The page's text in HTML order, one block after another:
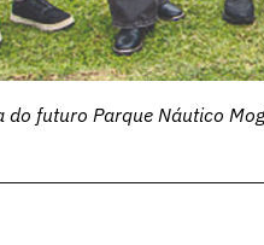
futuro Parque Náutico